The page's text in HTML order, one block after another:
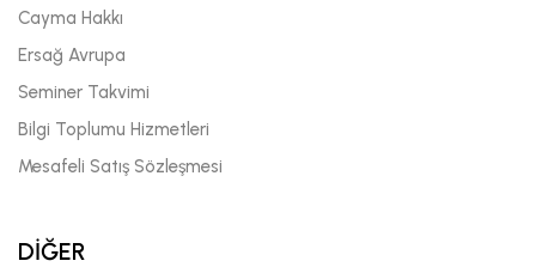
Cayma Hakkı
Ersağ Avrupa
Seminer Takvimi
Bilgi Toplumu Hizmetleri
Mesafeli Satış Sözleşmesi
DİĞER